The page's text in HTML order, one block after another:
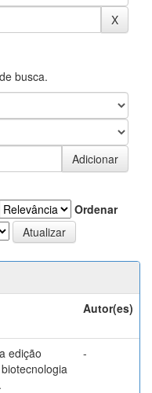
busca.
Ordenar
Autor(es)
edição
-